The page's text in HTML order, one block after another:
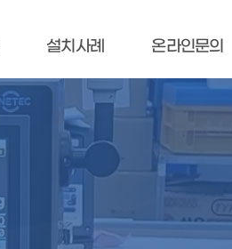
설치사례 온라인문의